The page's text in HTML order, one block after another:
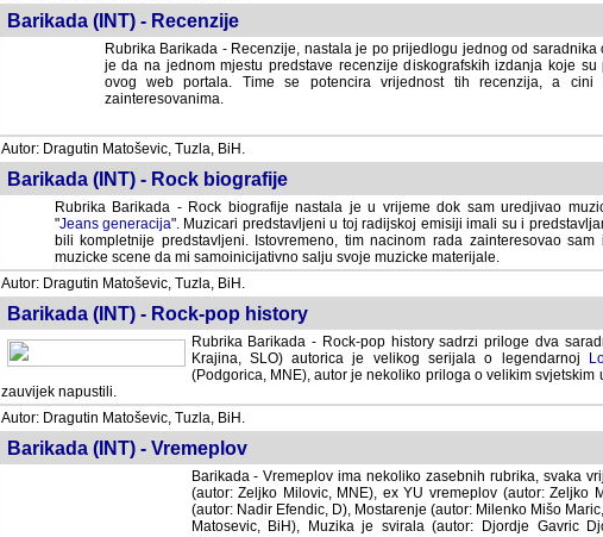
Barikada (INT) - Recenzije
Rubrika Barikada - Recenzije, nastala je po prijedlogu jednog od
je da na jednom mjestu predstave recenzije diskografskih izdanja koje
ovog web portala. Time se potencira vrijednost tih recenzija, a
zainteresovanima.
Autor: Dragutin Matoševic, Tuzla, BiH.
Barikada (INT) - Rock biografije
Rubrika Barikada - Rock biografije nastala je u vrijeme dok sam uredjivao
"Jeans generacija". Muzicari predstavljeni u toj radijskoj emisiji imali su i
bili kompletnije predstavljeni. Istovremeno, tim nacinom rada zainteresovao
muzicke scene da mi samoinicijativno salju svoje muzicke materijale.
Autor: Dragutin Matoševic, Tuzla, BiH.
Barikada (INT) - Rock-pop history
Rubrika Barikada - Rock-pop history sadrzi priloge dva
Krajina, SLO) autorica je velikog serijala o legendarnoj
(Podgorica, MNE), autor je nekoliko priloga o velikim svjetskim
zauvijek napustili.
Autor: Dragutin Matoševic, Tuzla, BiH.
Barikada (INT) - Vremeplov
Barikada - Vremeplov ima nekoliko zasebnih rubrika, svaka
(autor: Zeljko Milovic, MNE), ex YU vremeplov (autor: Zeljko
(autor: Nadir Efendic, D), Mostarenje (autor: Milenko Mišo
Matosevic, BiH), Muzika je svirala (autor: Djordje Gavric